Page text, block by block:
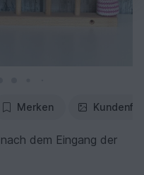
Merken
dem Eingang der